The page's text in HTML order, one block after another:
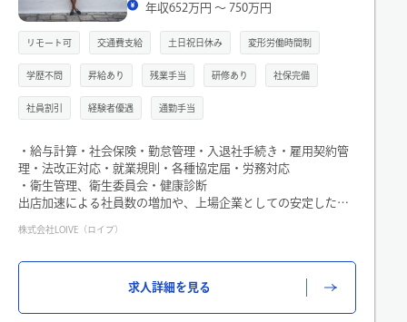
こだわり検索
閉じる
年収652万円 〜 750万円
リモート可 交通費支給 土日祝日休み 変形労働時間制
学歴不問 昇給あり 残業手当 研修あり 社保完備
社員割引 経験者優遇 通勤手当
・給与計算・社会保険・勤怠管理・入退社手続き・雇用契約管
理・法改正対応・就業規則・各種協定届・労務対応
・衛生管理、衛生委員会・健康診断
出店加速による社員数の増加や、上場企業としての安定した労
なりました。具体的には、これまでの実務経験によって検討さ
■従事すべき業務の内容
株式会社LOIVE（ロイブ）
求人詳細を見る